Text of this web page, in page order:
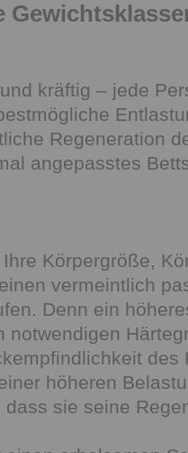
kräftig – jede
Regeneration
angepasstes
Körpergröße,
vermeintlich
Denn ein
höheren
sie seine